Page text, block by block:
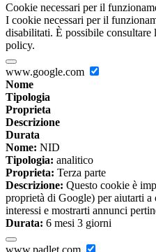
Cookie necessari per il
I cookie necessari per il
disabilitati. È possibile
policy.
www.google.com
Nome
Tipologia
Proprieta
Descrizione
Durata
Nome: NID
Tipologia: analitico
Proprieta: Terza parte
Descrizione: Questo cookie è
proprietà di Google) per aiutarti
interessi e mostrarti annunci
Durata: 6 mesi 3 giorni
www.padlet.com